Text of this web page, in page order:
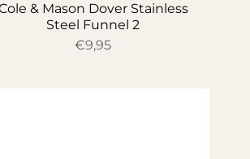
& Mason Dover Stainless
Steel Funnel 2
€9,95